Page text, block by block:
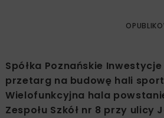
Spółka Poznańskie Inwestycje
przetarg na budowę hali
Wielofunkcyjna hala
Zespołu Szkół nr 8 przy ulicy